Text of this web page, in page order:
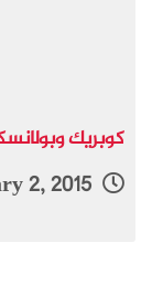
كوبريك